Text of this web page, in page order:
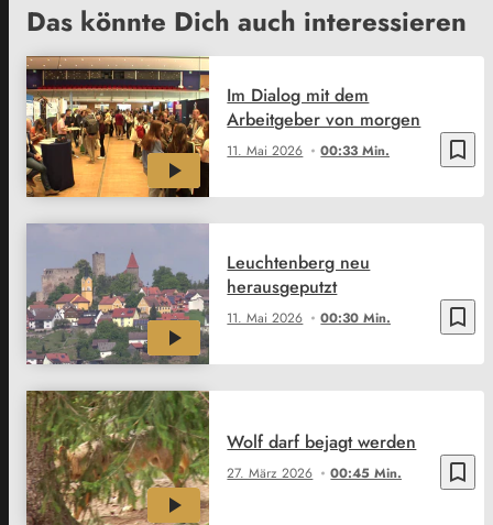
Das könnte Dich auch interessieren
bookmark_border
11. Mai 2026 00:33 Min.
Im Dialog mit dem
Arbeitgeber von morgen
bookmark_border
11. Mai 2026 00:30 Min.
Leuchtenberg neu
herausgeputzt
bookmark_border
27. März 2026 00:45 Min.
Wolf darf bejagt werden